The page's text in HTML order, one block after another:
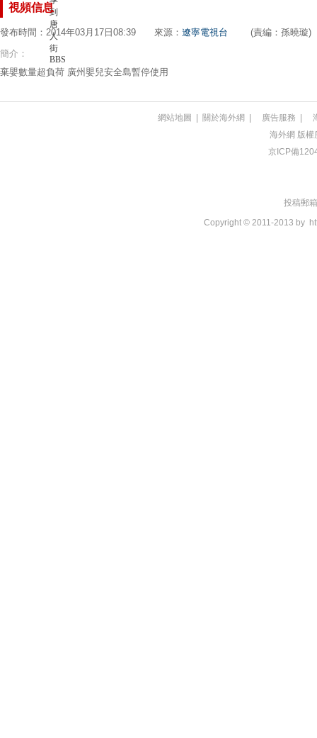
視頻信息
發布時間：2014年03月17日08:39 來源： 遼寧電視台 (責編：孫曉璇)
簡介：
棄嬰數量超負荷 廣州嬰兒安全島暫停使用
網站地圖 | 關於海外網 | 廣告服務 |
海外網 版權
京ICP備
投稿郵
Copyright © 2011-2013 by